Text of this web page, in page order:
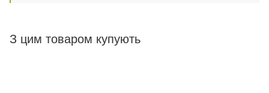
З цим товаром купують